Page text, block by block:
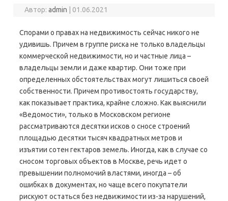
Автор:admin 01.06.2021
Спорами о правах на недвижимость сейчас никого не
удивишь. Причем в группе риска не только владельцы
коммерческой недвижимости, но и частные лица –
владельцы земли и даже квартир. Они тоже при
определенных обстоятельствах могут лишиться своей
собственности. Причем противостоять государству,
как показывает практика, крайне сложно. Как выяснили
«Ведомости», только в Московском регионе
рассматриваются десятки исков о сносе строений
площадью десятки тысяч квадратных метров и
изъятии сотен гектаров земель. Иногда, как в случае со
сносом торговых объектов в Москве, речь идет о
превышении полномочий властями, иногда – об
ошибках в документах, но чаще всего покупатели
рискуют остаться без недвижимости из-за нарушений,